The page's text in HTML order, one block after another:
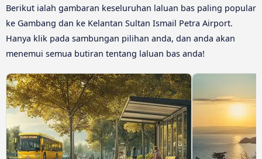
Berikut ialah gambaran keseluruhan laluan bas paling popular
ke Gambang dan ke Kelantan Sultan Ismail Petra Airport.
Hanya klik pada sambungan pilihan anda, dan anda akan
menemui semua butiran tentang laluan bas anda!